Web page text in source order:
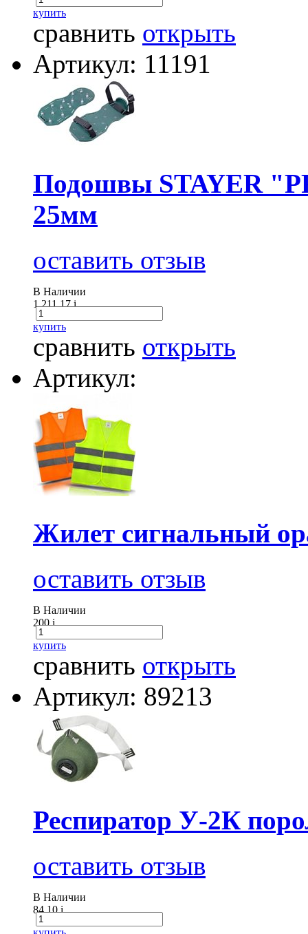
купить
сравнить открыть
Артикул: 11191
Подошвы STAYER
25мм
оставить отзыв
В Наличии
1 211.17i
купить
сравнить открыть
Артикул:
Жилет сигнальный
оставить отзыв
В Наличии
200i
купить
сравнить открыть
Артикул: 89213
Респиратор У-2К
оставить отзыв
В Наличии
84.10i